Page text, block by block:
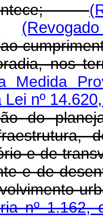
nos
Medida
nº
do
e de
e de
nº 1.162,